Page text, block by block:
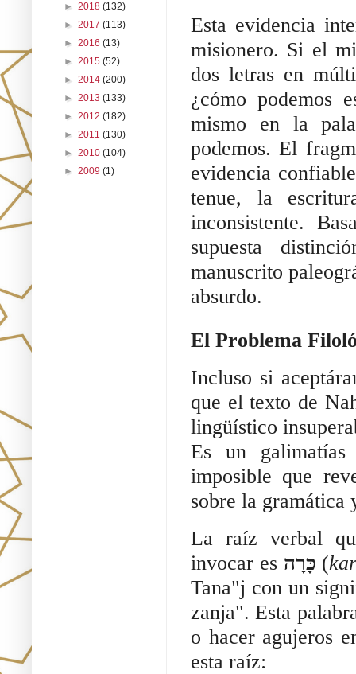
Esta evidencia
misionero. Si el
dos letras en
¿cómo podemos
mismo en la
podemos. El
evidencia
tenue, la
inconsistente.
supuesta
manuscrito
absurdo.
Incluso si
que el texto de
lingüístico
Es un galimatías
imposible que
sobre la gramática
La raíz verbal
invocar es כָּרָה (
Tana"j con un
zanja". Esta
o hacer agujeros
esta raíz:
► 2018 (132)
► 2017 (113)
► 2016 (13)
► 2015 (52)
► 2014 (200)
► 2013 (133)
► 2012 (182)
► 2011 (130)
► 2010 (104)
► 2009 (1)